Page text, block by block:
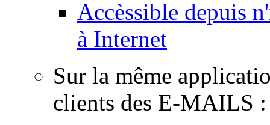
Accèssible depuis
à Internet
Sur la même
clients des E-MAILS :